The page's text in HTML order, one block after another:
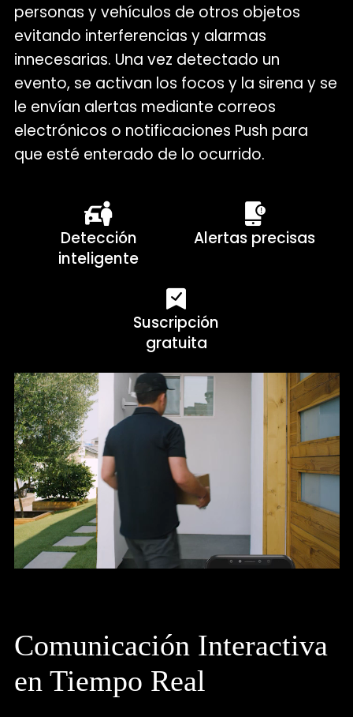
personas y vehículos de otros objetos
evitando interferencias y alarmas
innecesarias. Una vez detectado un
evento, se activan los focos y la sirena y se
le envían alertas mediante correos
electrónicos o notificaciones Push para
que esté enterado de lo ocurrido.
Detección
inteligente
Alertas precisas
Suscripción
gratuita
Comunicación Interactiva
en Tiempo Real